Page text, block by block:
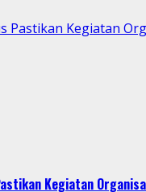
Pastikan Kegiatan
Kegiatan